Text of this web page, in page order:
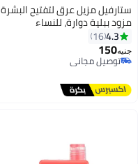
ستارفيل مزيل عرق لتفتيح البشرة
مزود ببلية دوارة، للنساء
4.3
16
جنيه150
توصيل مجاني
توصيل مجاني